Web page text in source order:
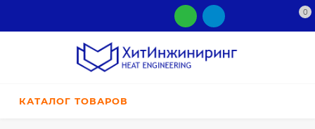
0
КАТАЛОГ ТОВАРОВ